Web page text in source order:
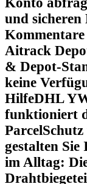
und
Kommentare
Aitrack
& Depot-
keine
HilfeDHL
funktioniert
Parcel
gestalten Sie
im Alltag: